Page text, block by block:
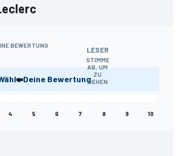
BEWERTUNG
-
LESER
STIMME
AB, UM
ZU
SEHEN
Deine Bewertung.
4 5 6 7 8 9 10